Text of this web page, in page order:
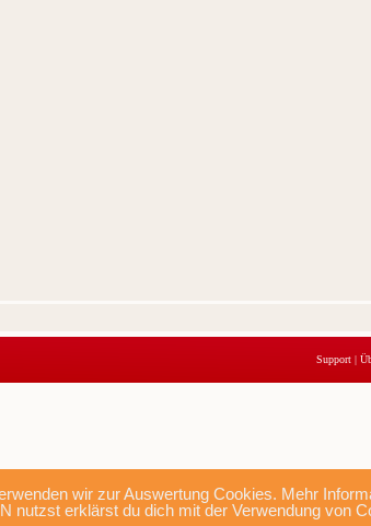
wir zur Auswertung Cookies. Mehr
nutzst erklärst du dich mit der Verwendung von
Support |